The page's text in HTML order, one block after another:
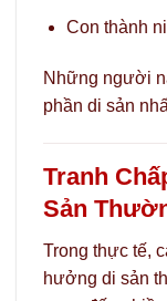
Con thành
Những người
phần di sản
Tranh
Sản
Trong thực tế,
hưởng di sản